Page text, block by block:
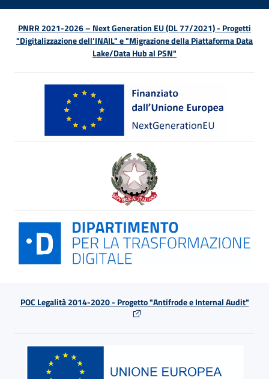
PNRR 2021-2026 – Next Generation EU (DL 77/2021) - Progetti
"Digitalizzazione dell’INAIL" e "Migrazione della Piattaforma Data
Lake/Data Hub al PSN"
POC Legalità 2014-2020 - Progetto "Antifrode e Internal Audit"